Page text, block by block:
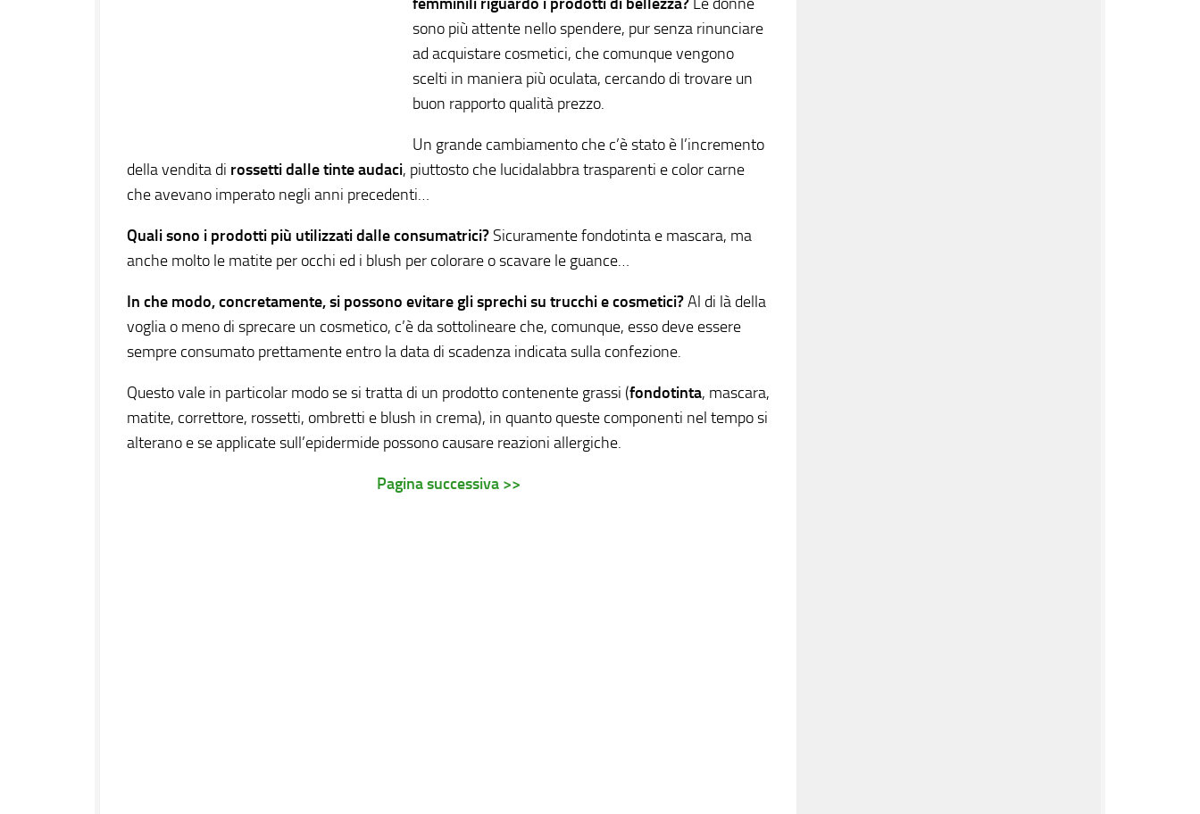
sono più attente nello spendere, pur senza rinunciare
ad acquistare cosmetici, che comunque vengono
scelti in maniera più oculata, cercando di trovare un
buon rapporto qualità prezzo.
Un grande cambiamento che c’è stato è l’incremento
della vendita di rossetti dalle tinte audaci, piuttosto che lucidalabbra trasparenti e color carne
che avevano imperato negli anni precedenti…
Quali sono i prodotti più utilizzati dalle consumatrici? Sicuramente fondotinta e mascara, ma
anche molto le matite per occhi ed i blush per colorare o scavare le guance…
In che modo, concretamente, si possono evitare gli sprechi su trucchi e cosmetici?Al di là della
voglia o meno di sprecare un cosmetico, c’è da sottolineare che, comunque, esso deve essere
sempre consumato prettamente entro la data di scadenza indicata sulla confezione.
Questo vale in particolar modo se si tratta di un prodotto contenente grassi (fondotinta, mascara,
matite, correttore, rossetti, ombretti e blush in crema), in quanto queste componenti nel tempo si
alterano e se applicate sull’epidermide possono causare reazioni allergiche.
Pagina successiva >>